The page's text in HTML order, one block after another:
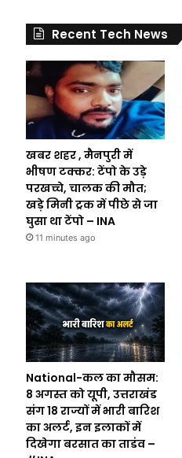
Recent Tech News
खबर शहर , मैनपुरी में
भीषण टक्कर: टेंपो के उड़े
परखच्चे, चालक की मौत;
खड़े मिनी ट्रक में पीछे से जा
घुसा था टेंपो – INA
11 minutes ago
National-कल का मौसम:
8 अगस्त को यूपी, उत्तराखंड
संग 18 राज्यों में भारी बारिश
का अलर्ट, इन इलाकों में
दिखेगा बरसात का ताडंव –